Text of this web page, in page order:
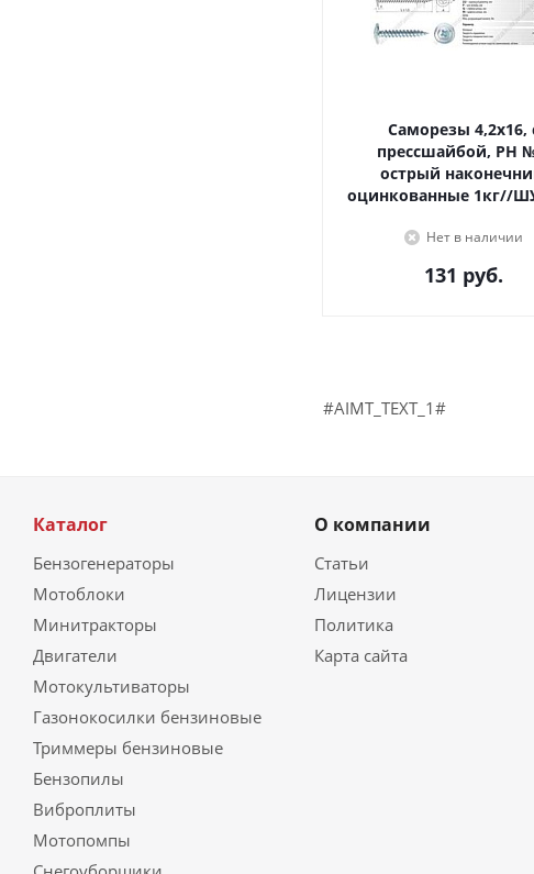
Саморезы 4,2х16, с
прессшайбой, PH
острый наконечник,
оцинкованные 1кг//
Нет в наличии
131 руб.
#AIMT_TEXT_1#
Каталог
Бензогенераторы
Мотоблоки
Минитракторы
Двигатели
Мотокультиваторы
Газонокосилки бензиновые
Триммеры бензиновые
Бензопилы
Виброплиты
Мотопомпы
О компании
Статьи
Лицензии
Политика
Карта сайта